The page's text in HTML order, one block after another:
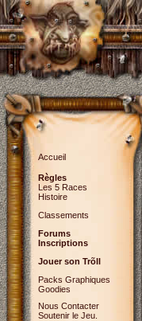
Accueil
Règles
Les 5 Races
Histoire
Classements
Forums
Inscriptions
Jouer son Trõll
Packs Graphiques
Goodies
Nous Contacter
Soutenir le Jeu.